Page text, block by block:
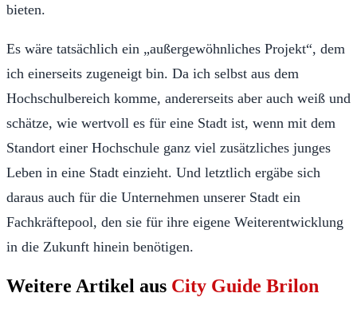
bieten.
Es wäre tatsächlich ein „außergewöhnliches Projekt“, dem
ich einerseits zugeneigt bin. Da ich selbst aus dem
Hochschulbereich komme, andererseits aber auch weiß und
schätze, wie wertvoll es für eine Stadt ist, wenn mit dem
Standort einer Hochschule ganz viel zusätzliches junges
Leben in eine Stadt einzieht. Und letztlich ergäbe sich
daraus auch für die Unternehmen unserer Stadt ein
Fachkräftepool, den sie für ihre eigene Weiterentwicklung
in die Zukunft hinein benötigen.
Weitere Artikel aus City Guide Brilon